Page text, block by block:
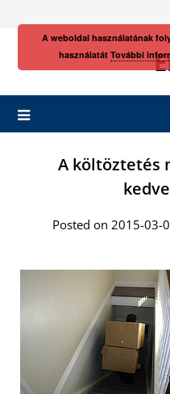
A költöztetés
Posted on 2015-03-
A weboldal használatának
használatát További